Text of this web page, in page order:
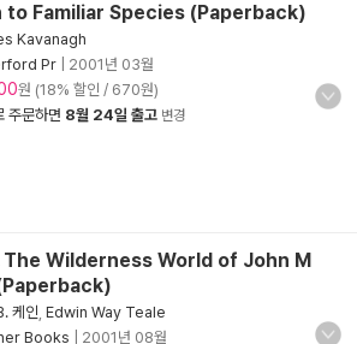
to Familiar Species (Paperback)
Kavanagh
Pr
2001년 03월
원 (18% 할인 / 670원)
주문하면 8월 24일 출고 변경
The Wilderness World of John M
케인 Edwin Way Teale
Books
2001년 08월